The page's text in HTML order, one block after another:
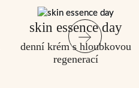
skin essence day
denní krém s hloubkovou
regenerací